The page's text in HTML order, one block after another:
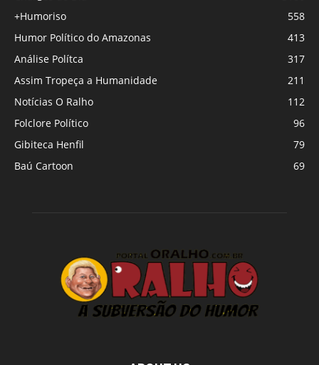
+Humoriso
558
Humor Político do Amazonas
413
Análise Polítca
317
Assim Tropeça a Humanidade
211
Notícias O Ralho
112
Folclore Político
96
Gibiteca Henfil
79
Baú Cartoon
69